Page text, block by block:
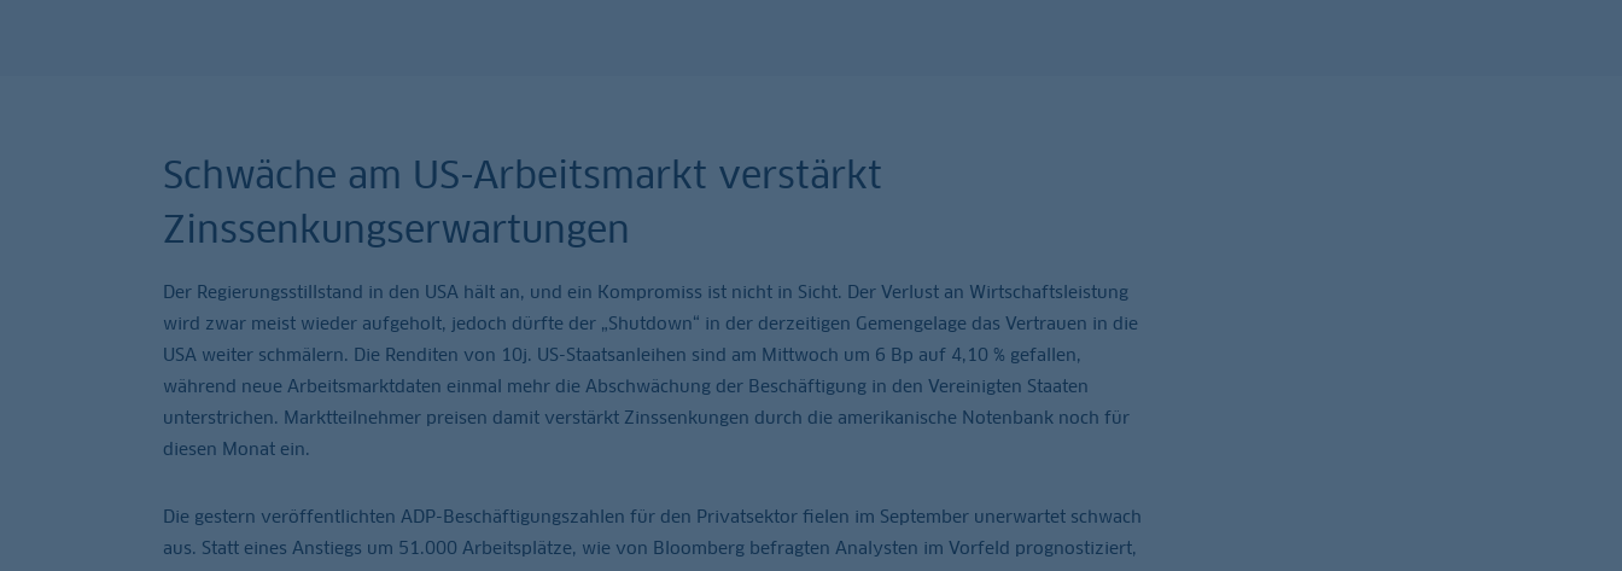
Schwäche am US-Arbeitsmarkt verstärkt
Zinssenkungserwartungen
Der Regierungsstillstand in den USA hält an, und ein Kompromiss ist nicht in Sicht. Der Verlust an Wirtschaftsleistung
wird zwar meist wieder aufgeholt, jedoch dürfte der „Shutdown“ in der derzeitigen Gemengelage das Vertrauen in die
USA weiter schmälern. Die Renditen von 10j. US-Staatsanleihen sind am Mittwoch um 6 Bp auf 4,10 % gefallen,
während neue Arbeitsmarktdaten einmal mehr die Abschwächung der Beschäftigung in den Vereinigten Staaten
unterstrichen. Marktteilnehmer preisen damit verstärkt Zinssenkungen durch die amerikanische Notenbank noch für
diesen Monat ein.
Die gestern veröffentlichten ADP-Beschäftigungszahlen für den Privatsektor fielen im September unerwartet schwach
aus. Statt eines Anstiegs um 51.000 Arbeitsplätze, wie von Bloomberg befragten Analysten im Vorfeld prognostiziert,